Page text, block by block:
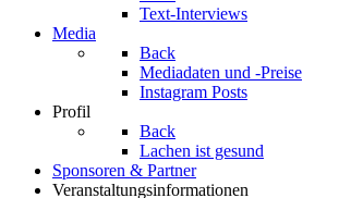
Text-Interviews
Media
Back
Mediadaten und -Preise
Instagram Posts
Profil
Back
Lachen ist gesund
Sponsoren & Partner
Veranstaltungsinformationen